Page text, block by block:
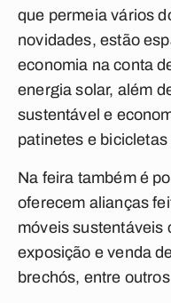
que permeia vários
novidades, estão
economia na conta
energia solar, além
sustentável e
patinetes e
Na feira também é
oferecem alianças
móveis sustentáveis
exposição e venda
brechós, entre